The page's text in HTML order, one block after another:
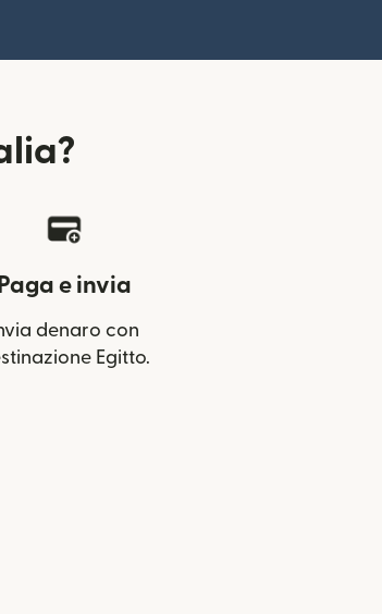
Paga e invia
denaro con
Egitto.